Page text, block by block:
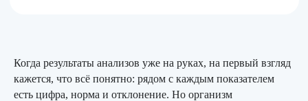
Когда результаты анализов уже на руках, на первый взгляд
кажется, что всё понятно: рядом с каждым показателем
есть цифра, норма и отклонение. Но организм